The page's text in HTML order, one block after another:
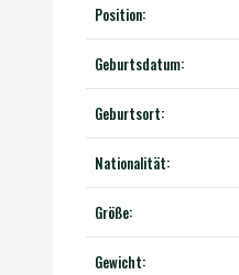
Position:
Geburtsdatum:
Geburtsort:
Nationalität:
Größe:
Gewicht: